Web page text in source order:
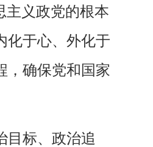
主义政党的根本
化于心、外化于
，确保党和国家
目标、政治追